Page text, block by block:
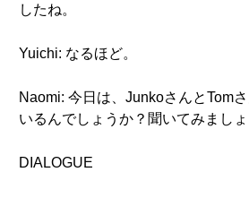
したね。
Yuichi: なるほど。
Naomi: 今日は、JunkoさんとTom
いるんでしょうか？聞いてみましょ
DIALOGUE